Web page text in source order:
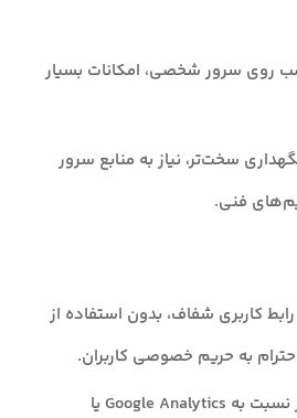
روی سرور شخصی، امکانات بسیار
سخت‌تر، نیاز به منابع سرور
فنی.
کاربری شفاف، بدون استفاده از
به حریم خصوصی کاربران.
امکانات کمتر نسبت به Google Analytics یا